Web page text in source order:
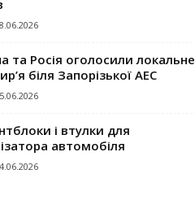
та Росія оголосили локальне
біля Запорізької АЕС
і втулки для
автомобіля